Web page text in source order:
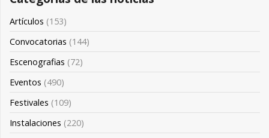
Artículos (153)
Convocatorias (144)
Escenografias (72)
Eventos (490)
Festivales (109)
Instalaciones (220)